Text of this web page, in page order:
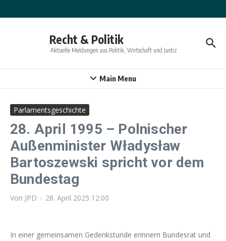
Recht & Politik
Aktuelle Meldungen aus Politik, Wirtschaft und Justiz
Main Menu
Parlamentsgeschichte
28. April 1995 – Polnischer
Außenminister Władysław
Bartoszewski spricht vor dem
Bundestag
Von JPD 28. April 2025 12:00
In einer gemeinsamen Gedenkstunde erinnern Bundesrat und